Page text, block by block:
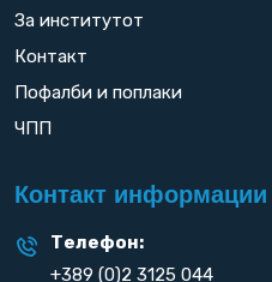
За институтот
Контакт
Пофалби и поплаки
ЧПП
Контакт информации
Телефон:
+389 (0)2 3125 044